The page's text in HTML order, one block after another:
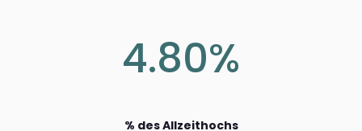
4.80%
% des Allzeithochs